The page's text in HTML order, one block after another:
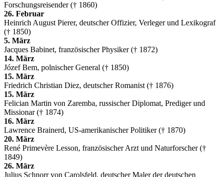
Forschungsreisender († 1860)
26. Februar
Heinrich August Pierer, deutscher Offizier, Verleger und Lexikograf
(† 1850)
5. März
Jacques Babinet, französischer Physiker († 1872)
14. März
Józef Bem, polnischer General († 1850)
15. März
Friedrich Christian Diez, deutscher Romanist († 1876)
15. März
Felician Martin von Zaremba, russischer Diplomat, Prediger und
Missionar († 1874)
16. März
Lawrence Brainerd, US-amerikanischer Politiker († 1870)
20. März
René Primevère Lesson, französischer Arzt und Naturforscher (†
1849)
26. März
Julius Schnorr von Carolsfeld, deutscher Maler der deutschen